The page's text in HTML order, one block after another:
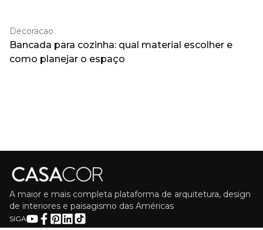
Decoracao
Bancada para cozinha: qual material escolher e
como planejar o espaço
A maior e mais completa plataforma de arquitetura, design
de interiores e paisagismo das Américas
SIGA